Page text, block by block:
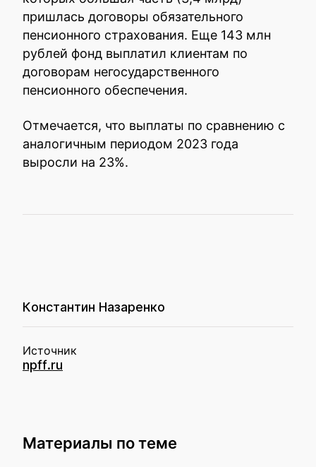
пришлась договоры обязательного
пенсионного страхования. Еще 143 млн
рублей фонд выплатил клиентам по
договорам негосударственного
пенсионного обеспечения.
Отмечается, что выплаты по сравнению с
аналогичным периодом 2023 года
выросли на 23%.
Константин Назаренко
Источник
npff.ru
Материалы по теме